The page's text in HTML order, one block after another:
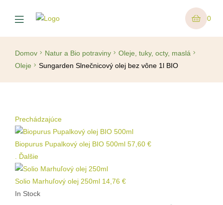
0
Menu
Domov Natur a Bio potraviny
Oleje, tuky, octy, maslá
Oleje
Sungarden Slnečnicový olej bez vône 1l BIO
Prechádzajúce
Biopurus Pupalkový olej BIO 500ml 57,60 €
Ďalšie
Solio Marhuľový olej 250ml 14,76 €
In Stock